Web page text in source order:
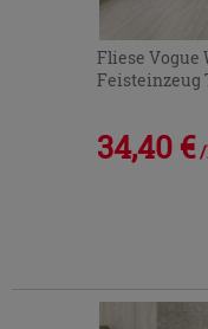
Fliese Vogue
Feisteinzeug
34,40 €